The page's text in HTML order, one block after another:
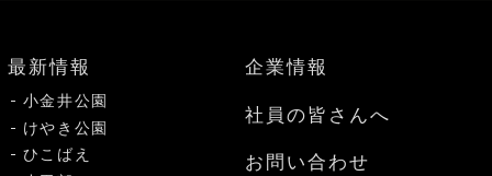
最新情報
小金井公園
けやき公園
ひこばえ
企業情報
社員の皆さんへ
お問い合わせ